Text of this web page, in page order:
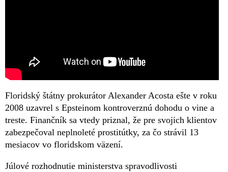
Floridský štátny prokurátor Alexander Acosta ešte v roku
2008 uzavrel s Epsteinom kontroverznú dohodu o vine a
treste. Finančník sa vtedy priznal, že pre svojich klientov
zabezpečoval neplnoleté prostitútky, za čo strávil 13
mesiacov vo floridskom väzení.
Júlové rozhodnutie ministerstva spravodlivosti